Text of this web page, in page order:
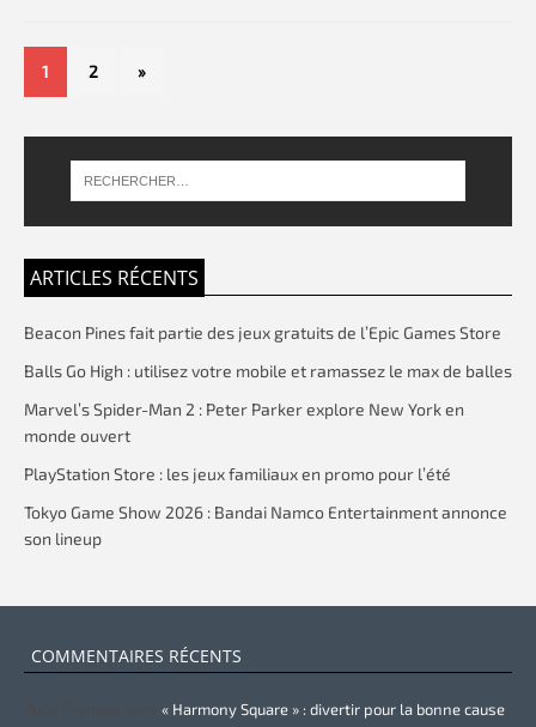
1 2 »
ARTICLES RÉCENTS
Beacon Pines fait partie des jeux gratuits de l’Epic Games Store
Balls Go High : utilisez votre mobile et ramassez le max de balles
Marvel’s Spider-Man 2 : Peter Parker explore New York en
monde ouvert
PlayStation Store : les jeux familiaux en promo pour l’été
Tokyo Game Show 2026 : Bandai Namco Entertainment annonce
son lineup
COMMENTAIRES RÉCENTS
« Harmony Square » : divertir pour la bonne cause